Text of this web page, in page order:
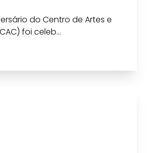
do Centro de Artes e
foi celeb...